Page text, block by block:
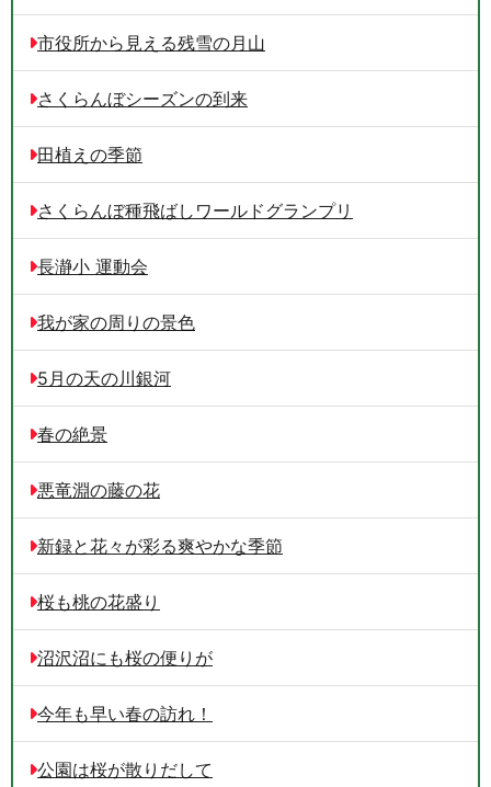
市役所から見える残雪の月山
さくらんぼシーズンの到来
田植えの季節
さくらんぼ種飛ばしワールドグランプリ
長瀞小 運動会
我が家の周りの景色
5月の天の川銀河
春の絶景
悪竜淵の藤の花
新録と花々が彩る爽やかな季節
桜も桃の花盛り
沼沢沼にも桜の便りが
今年も早い春の訪れ！
公園は桜が散りだして